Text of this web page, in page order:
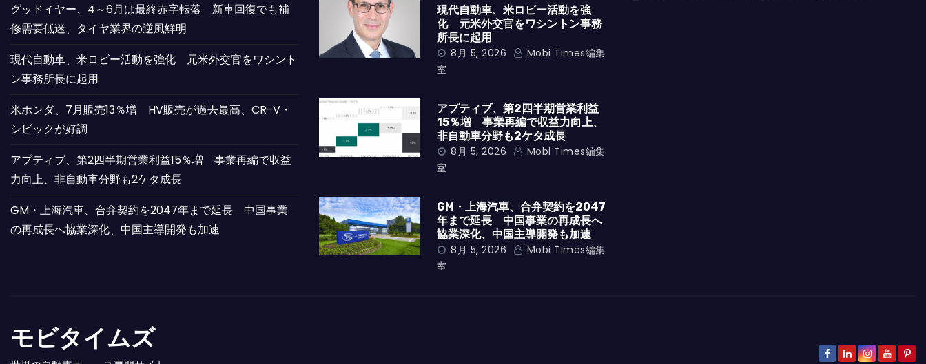
グッドイヤー、4～6月は最終赤字転落 新車回復でも補
修需要低迷、タイヤ業界の逆風鮮明
現代自動車、米ロビー活動を強化 元米外交官をワシント
ン事務所長に起用
米ホンダ、7月販売13％増 HV販売が過去最高、CR-V・
シビックが好調
アプティブ、第2四半期営業利益15％増 事業再編で収益
力向上、非自動車分野も2ケタ成長
GM・上海汽車、合弁契約を2047年まで延長 中国事業
の再成長へ協業深化、中国主導開発も加速
現代自動車、米ロビー活動を強
化 元米外交官をワシントン事務
所長に起用
8月 5, 2026
Mobi Times編集
室
アプティブ、第2四半期営業利益
15％増 事業再編で収益力向上、
非自動車分野も2ケタ成長
8月 5, 2026
Mobi Times編集
室
GM・上海汽車、合弁契約を2047
年まで延長 中国事業の再成長へ
協業深化、中国主導開発も加速
8月 5, 2026
Mobi Times編集
室
モビタイムズ